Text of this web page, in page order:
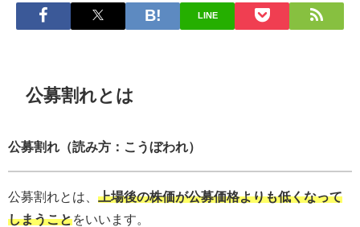
LINE
公募割れとは
公募割れ（読み方：こうぼわれ）
公募割れとは、 上場後の株価が公募価格よりも低くなって
しまうことをいいます。